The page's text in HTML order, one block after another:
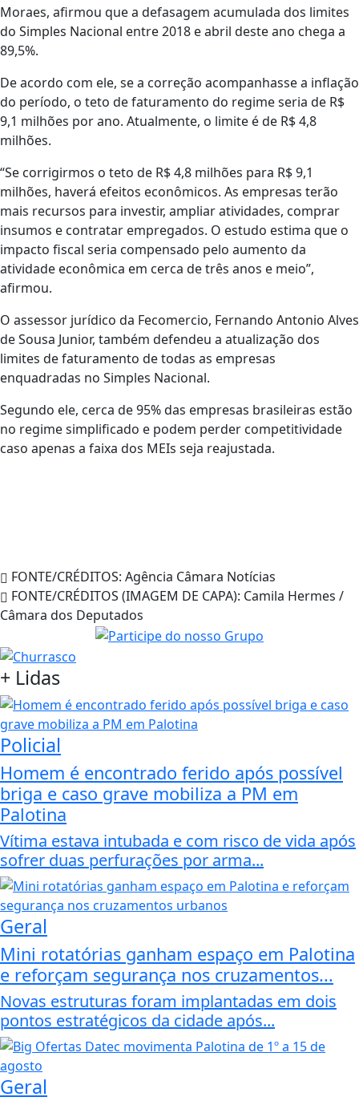
Moraes, afirmou que a defasagem acumulada dos limites
do Simples Nacional entre 2018 e abril deste ano chega a
89,5%.
De acordo com ele, se a correção acompanhasse a inflação
do período, o teto de faturamento do regime seria de R$
9,1 milhões por ano. Atualmente, o limite é de R$ 4,8
milhões.
“Se corrigirmos o teto de R$ 4,8 milhões para R$ 9,1
milhões, haverá efeitos econômicos. As empresas terão
mais recursos para investir, ampliar atividades, comprar
insumos e contratar empregados. O estudo estima que o
impacto fiscal seria compensado pelo aumento da
atividade econômica em cerca de três anos e meio”,
afirmou.
O assessor jurídico da Fecomercio, Fernando Antonio Alves
de Sousa Junior, também defendeu a atualização dos
limites de faturamento de todas as empresas
enquadradas no Simples Nacional.
Segundo ele, cerca de 95% das empresas brasileiras estão
no regime simplificado e podem perder competitividade
caso apenas a faixa dos MEIs seja reajustada.
FONTE/CRÉDITOS: Agência Câmara Notícias
FONTE/CRÉDITOS (IMAGEM DE CAPA): Camila Hermes /
Câmara dos Deputados
+ Lidas
Policial
Homem é encontrado ferido após possível
briga e caso grave mobiliza a PM em
Palotina
Vítima estava intubada e com risco de vida após
sofrer duas perfurações por arma...
Geral
Mini rotatórias ganham espaço em Palotina
e reforçam segurança nos cruzamentos...
Novas estruturas foram implantadas em dois
pontos estratégicos da cidade após...
Geral